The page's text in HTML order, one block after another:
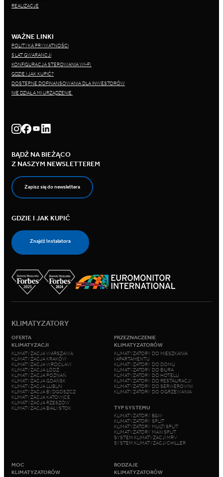
REALIZACJE
WAŻNE LINKI
POLITYKA PRYWATNOŚCI
5 LAT GWARANCJI
KONFIGURACJA STEROWANIA WI-FI
GDZIE I JAK KUPIĆ?
DOSTĘPNE DOFINANSOWANIA DLA INWESTORÓW
NIE DZIAŁA MI URZĄDZENIE
BĄDŹ NA BIEŻĄCO
Z NASZYM NEWSLETTEREM
Zapisz się do newslettera
GDZIE I JAK KUPIĆ
Znajdź Instalatora
KLIMATYZATORY
OFERTA
KLIMATYZACJI
KLIMATYZACJA WARSZAWA
KLIMATYZACJA KRAKÓW
KLIMATYZACJA WROCŁAW
KLIMATYZACJA ŁÓDŹ
KLIMATYZACJA POZNAŃ
KLIMATYZACJA GDAŃSK
KLIMATYZACJA LUBLIN
KLIMATYZACJA BYDGOSZCZ
KLIMATYZACJA KATOWICE
KLIMATYZACJA RZESZÓW
KLIMATYZACJA BIAŁYSTOK
PRZEZNACZENIE
KLIMATYZATORÓW
KLIMATYZATORY DO MIESZKANIA
I APARTAMENTU
KLIMATYZATORY DO DOMU
KLIMATYZATORY DO BIURA
KLIMATYZATORY DO HOTELU
KLIMATYZATORY DO RESTAURACJI
KLIMATYZATORY DO SERWEROWNI
KLIMATYZATORY DO OGRZEWANIA
TYP SYSTEMU
KLIMATYZATORY B&W
KLIMATYZATORY SPLIT
KLIMATYZATORY MULTI SPLIT
KLIMATYZATORY MAXI SPLIT
SYSTEM KLIMATYZACJI MRV
SYSTEM KLIMATYZACJI CHILLER
MOC
KLIMATYZATORÓW
RODZAJE
KLIMATYZATORÓW